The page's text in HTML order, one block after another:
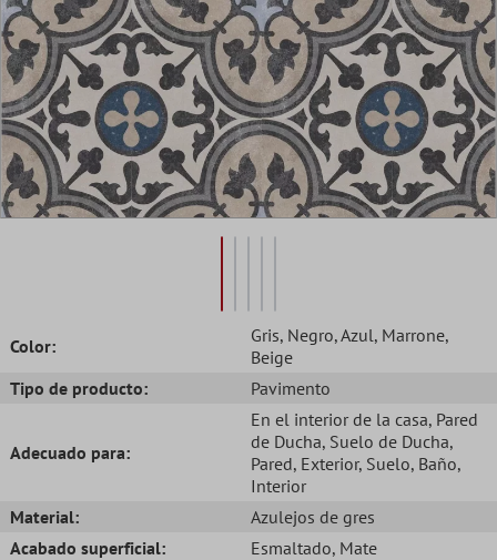
Color: Gris, Negro, Azul, Marrone,
Beige
Tipo de producto:
Pavimento
Adecuado para:
En el interior de la casa, Pared
de Ducha, Suelo de Ducha,
Pared, Exterior, Suelo, Baño,
Interior
Material:
Azulejos de gres
Acabado superficial:
Esmaltado, Mate